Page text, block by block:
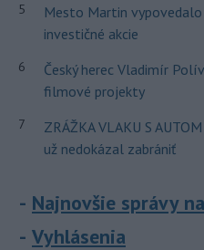
5
Mesto Martin
investičné akcie
6
Český herec Vladimír
filmové projekty
7
ZRÁŽKA VLAKU S
už nedokázal zabrániť
Najnovšie správy
Vyhlásenia